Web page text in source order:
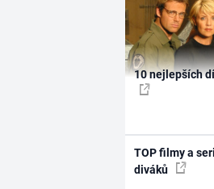
10 nejlepších
TOP filmy a
diváků